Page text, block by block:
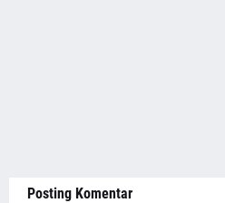
Posting Komentar